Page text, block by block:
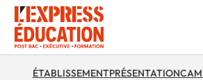
ÉTABLISSEMENTPRÉSENTATION